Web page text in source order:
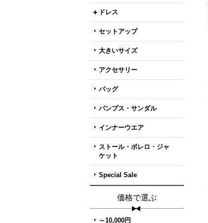
ドレス
セットアップ
大きいサイズ
アクセサリー
バッグ
パンプス・サンダル
インナーウエア
ストール・ボレロ・ジャ
ケット
Special Sale
価格で選ぶ
～10,000円